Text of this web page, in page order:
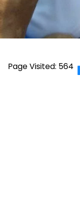
Page Visited: 564